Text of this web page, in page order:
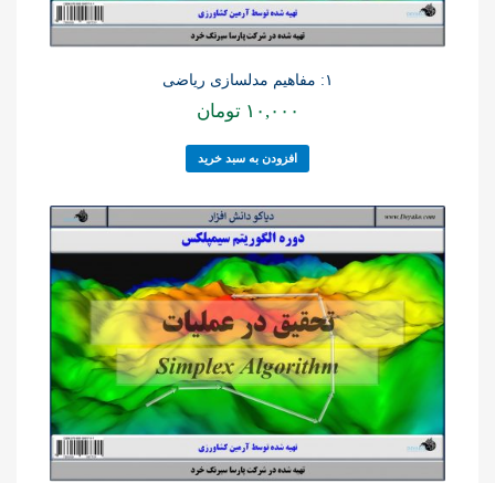
۱: مفاهیم مدلسازی ریاضی
۱۰,۰۰۰ تومان
افزودن به سبد خرید